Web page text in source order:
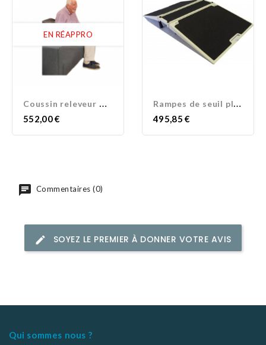
EN RÉAPPRO
C
oussin releveur mobile...
Prix
552,00 €
R
ampes de seuil pliantes
Prix
495,85 €
Commentaires (0)
SOYEZ LE PREMIER À DONNER VOTRE AVIS
Qui sommes nous ?